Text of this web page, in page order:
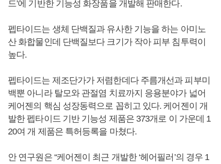
드’에 기반한 기능성 화장품을 개발해 판매한다.
펩타이드는 생체 단백질과 유사한 기능을 하는 아미노
산 화합물인데 단백질보다 크기가 작아 피부 침투력이
높다.
펩타이드는 제조단가가 저렴한데다 주름개선과 피부미
백뿐 아니라 탈모와 관절염 치료까지 응용분야가 넓어
케어젠의 핵심 성장동력으로 꼽히고 있다. 케어젠이 개
발한 펩타이드 기반 기능성 제품은 373개로 이 가운데 1
20여 개 제품은 특허등록을 마쳤다.
안 연구원은 “케어젠이 최근 개발한 ‘헤어필러’의 경우 1